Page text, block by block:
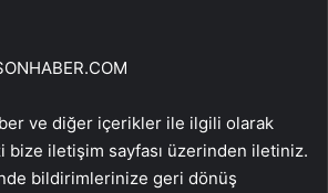
ve diğer içerikler ile ilgili olarak
bize iletişim sayfası üzerinden iletiniz.
bildirimlerinize geri dönüş